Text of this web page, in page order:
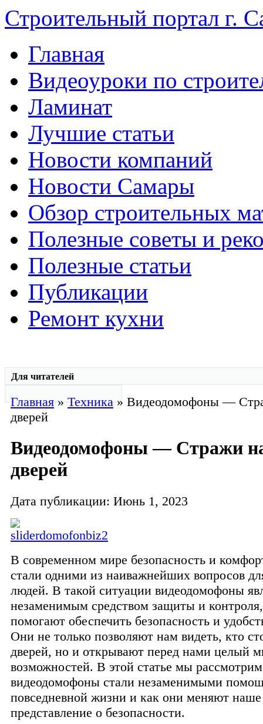
Строительный портал г.
Главная
Видеоуроки по
Ламинат
Лучшие статьи
Новости компаний
Новости Самары
Обзор строительных
Полезные советы и
Полезные статьи
Публикации
Ремонт кухни
Для читателей
Главная»Техника» Видеодомофоны —
дверей
Видеодомофоны — Стражи
дверей
Дата публикации: Июнь 1, 2023
В современном мире безопасность и
стали одними из наиважнейших вопросов
людей. В такой ситуации видеодомофоны
незаменимым средством защиты и
помогают обеспечить безопасность и
Они не только позволяют нам видеть, кто
дверей, но и открывают перед нами целый
возможностей. В этой статье мы
видеодомофоны стали незаменимыми
повседневной жизни и как они меняют наше
представление о безопасности.